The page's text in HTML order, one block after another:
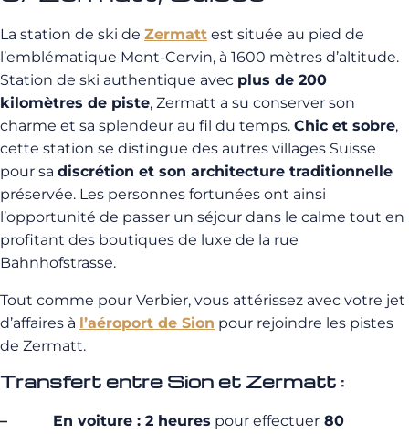
La station de ski de Zermatt est située au pied de
l’emblématique Mont-Cervin, à 1600 mètres d’altitude.
Station de ski authentique avec plus de 200
kilomètres de piste, Zermatt a su conserver son
charme et sa splendeur au fil du temps. Chic et sobre,
cette station se distingue des autres villages Suisse
pour sa discrétion et son architecture traditionnelle
préservée. Les personnes fortunées ont ainsi
l’opportunité de passer un séjour dans le calme tout en
profitant des boutiques de luxe de la rue
Bahnhofstrasse.
Tout comme pour Verbier, vous attérissez avec votre jet
d’affaires à l’aéroport de Sion pour rejoindre les pistes
de Zermatt.
Transfert entre Sion et Zermatt :
– En voiture : 2 heures pour effectuer 80